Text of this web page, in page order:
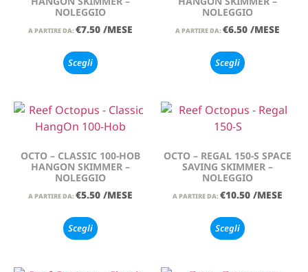
NOLEGGIO
A PARTIRE DA: €7.50 /MESE
Scegli
NOLEGGIO
A PARTIRE DA: €6.50 /MESE
Scegli
OCTO – CLASSIC 100-HOB
HANGON SKIMMER –
NOLEGGIO
A PARTIRE DA: €5.50 /MESE
Scegli
OCTO – REGAL 150-S SPACE
SAVING SKIMMER –
NOLEGGIO
A PARTIRE DA: €10.50 /MESE
Scegli